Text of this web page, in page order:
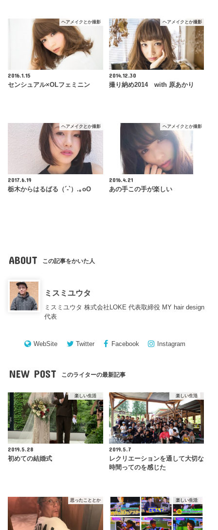
ヘアメイクとか撮影
2016.1.15
センシュアル×OLフェミニン
ヘアメイクとか撮影
2014.12.30
撮り納め2014 with 原あかり
ヘアメイクとか撮影
2017.6.19
栃木からはるばる（´-`）.｡oO
ヘアメイクとか撮影
2016.4.21
あの手この手が楽しい
ABOUT この記事をかいた人
ミスミユウタ
ミスミユウタ 株式会社LOKE 代表取締役 MY hair design
代表
WebSite Twitter Facebook Instagram
NEW POST このライターの最新記事
楽しい生活
2019.5.28
初めての結婚式
楽しい生活
2019.5.7
レクリエーションを通して大切な
時間ってのを感じた
思ったこととか 楽しい生活